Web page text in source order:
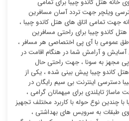
خانه هتل کاندو چیبا برای تمامی
ویلچر جهت تردد آسان مسافرین
جهت تمامی اتاق های هتل کاندو چیبا ،
کاندو چیبا برای راحتی مسافرین
عمومی با آی پی اختصاصی هر مسافر ،
و آرامش شما در هنگام اقامت در
مجهز به سونا ، جهت راحتی حال
کاندو چیبا پیش بینی شده ، یکی از
دسترسی اینترنت بی سیم رایگان در
تایلندی برای میهمانان گرامی ،
چندین نوع حوله با کاربرد مختلف تجهیز
طبقات به سرویس های بهداشتی ،